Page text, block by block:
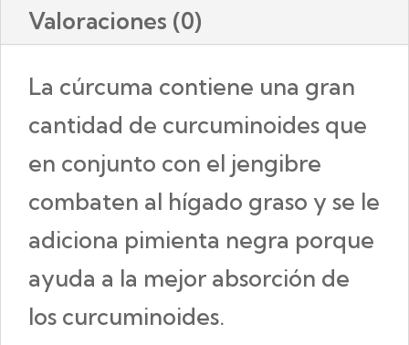
Valoraciones (0)
La cúrcuma contiene una gran
cantidad de curcuminoides que
en conjunto con el jengibre
combaten al hígado graso y se le
adiciona pimienta negra porque
ayuda a la mejor absorción de
los curcuminoides.